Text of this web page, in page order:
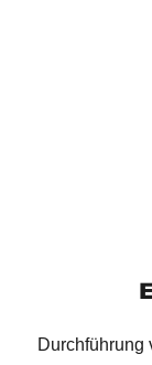
Durchführung